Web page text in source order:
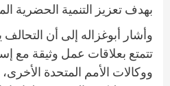
بهدف تعزيز التنمية الحضرية
وأشار أبوغزاله إلى أن
تتمتع بعلاقات عمل وثيقة مع
ووكالات الأمم المتحدة الأخرى،